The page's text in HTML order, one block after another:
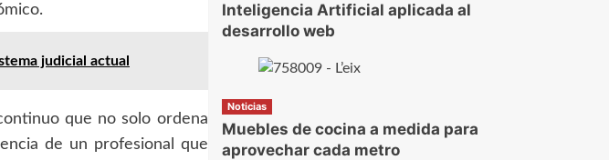
judicial actual
que no solo ordena
de un profesional que
Inteligencia Artificial aplicada al
desarrollo web
Noticias
Muebles de cocina a medida para
aprovechar cada metro